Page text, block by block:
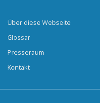
Über diese Webseite
Glossar
Presseraum
Kontakt